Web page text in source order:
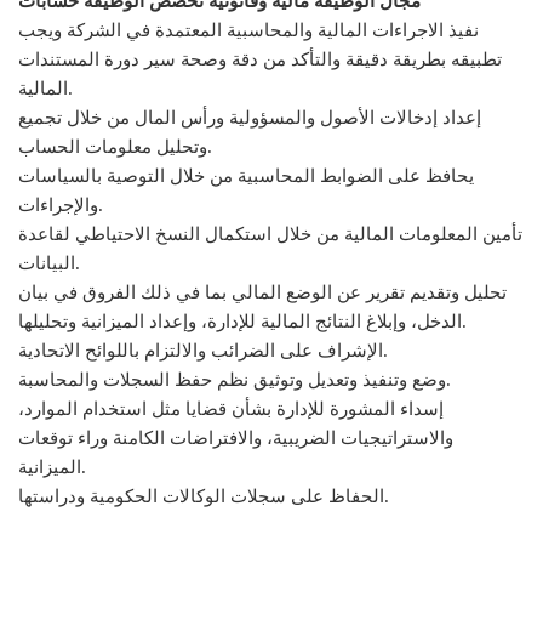
نفيذ الاجراءات المالية والمحاسبية المعتمدة في الشركة ويجب
تطبيقه بطريقة دقيقة والتأكد من دقة وصحة سير دورة المستندات
المالية.
إعداد إدخالات الأصول والمسؤولية ورأس المال من خلال تجميع
وتحليل معلومات الحساب.
يحافظ على الضوابط المحاسبية من خلال التوصية بالسياسات
والإجراءات.
تأمين المعلومات المالية من خلال استكمال النسخ الاحتياطي لقاعدة
البيانات.
تحليل وتقديم تقرير عن الوضع المالي بما في ذلك الفروق في بيان
الدخل، وإبلاغ النتائج المالية للإدارة، وإعداد الميزانية وتحليلها.
الإشراف على الضرائب والالتزام باللوائح الاتحادية.
وضع وتنفيذ وتعديل وتوثيق نظم حفظ السجلات والمحاسبة.
إسداء المشورة للإدارة بشأن قضايا مثل استخدام الموارد،
والاستراتيجيات الضريبية، والافتراضات الكامنة وراء توقعات
الميزانية.
الحفاظ على سجلات الوكالات الحكومية ودراستها.